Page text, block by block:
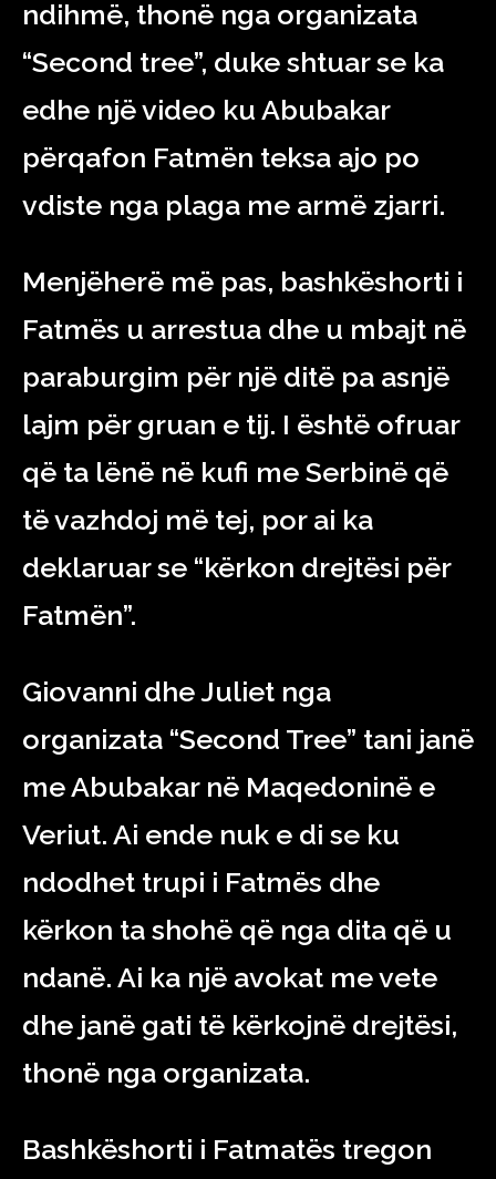
ndihmë, thonë nga organizata
“Second tree”, duke shtuar se ka
edhe një video ku Abubakar
përqafon Fatmën teksa ajo po
vdiste nga plaga me armë zjarri.
Menjëherë më pas, bashkëshorti i
Fatmës u arrestua dhe u mbajt në
paraburgim për një ditë pa asnjë
lajm për gruan e tij. I është ofruar
që ta lënë në kufi me Serbinë që
të vazhdoj më tej, por ai ka
deklaruar se “kërkon drejtësi për
Fatmën”.
Giovanni dhe Juliet nga
organizata “Second Tree” tani janë
me Abubakar në Maqedoninë e
Veriut. Ai ende nuk e di se ku
ndodhet trupi i Fatmës dhe
kërkon ta shohë që nga dita që u
ndanë. Ai ka një avokat me vete
dhe janë gati të kërkojnë drejtësi,
thonë nga organizata.
Bashkëshorti i Fatmatës tregon